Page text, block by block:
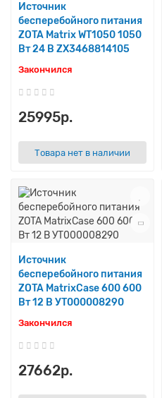
Источник
бесперебойного питания
ZOTA Matrix WT1050 1050
Вт 24 В ZX3468814105
Закончился
25995р.
Товара нет в наличии
Источник
бесперебойного питания
ZOTA MatrixCase 600 600
Вт 12 В УТ000008290
Закончился
27662р.